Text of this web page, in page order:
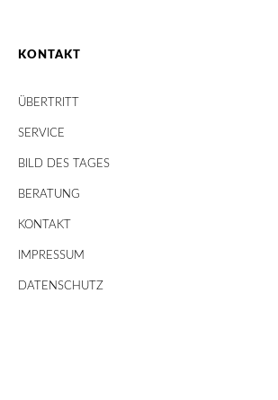
KONTAKT
ÜBERTRITT
SERVICE
BILD DES TAGES
BERATUNG
KONTAKT
IMPRESSUM
DATENSCHUTZ